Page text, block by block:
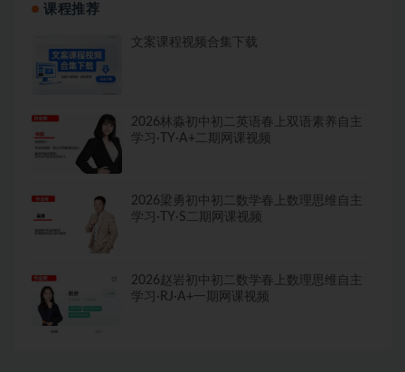
课程推荐
文案课程视频合集下载
2026林淼初中初二英语春上双语素养自主
学习·TY·A+二期网课视频
2026梁勇初中初二数学春上数理思维自主
学习·TY·S二期网课视频
2026赵岩初中初二数学春上数理思维自主
学习·RJ·A+一期网课视频